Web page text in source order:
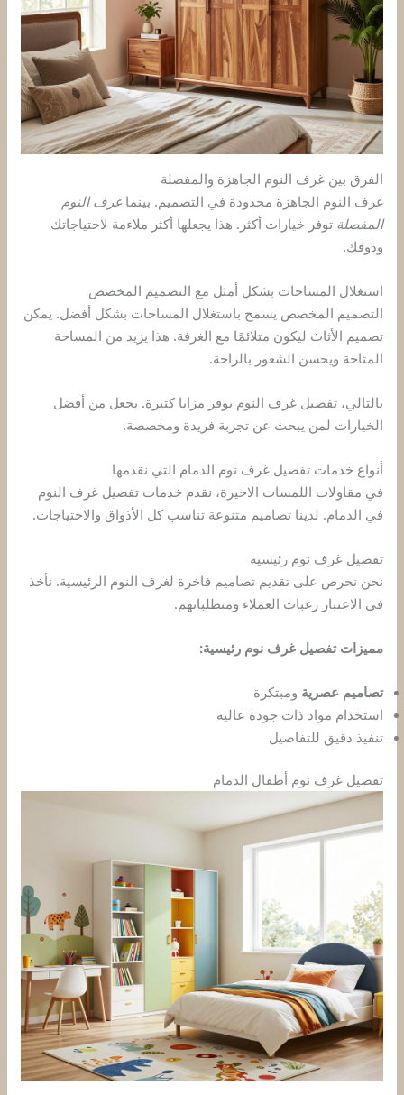
الفرق بين غرف النوم الجاهزة والمفصلة
غرف النوم الجاهزة محدودة في التصميم. بينماغرف النوم
المفصلة توفر خيارات أكثر. هذا يجعلها أكثر ملاءمة لاحتياجاتك
وذوقك.
استغلال المساحات بشكل أمثل مع التصميم المخصص
التصميم المخصص يسمح باستغلال المساحات بشكل أفضل. يمكن
تصميم الأثاث ليكون متلائمًا مع الغرفة. هذا يزيد من المساحة
المتاحة ويحسن الشعور بالراحة.
بالتالي، تفصيل غرف النوم يوفر مزايا كثيرة. يجعل من أفضل
الخيارات لمن يبحث عن تجربة فريدة ومخصصة.
أنواع خدمات تفصيل غرف نوم الدمام التي نقدمها
في مقاولات اللمسات الاخيرة، نقدم خدمات تفصيل غرف النوم
في الدمام. لدينا تصاميم متنوعة تناسب كل الأذواق والاحتياجات.
تفصيل غرف نوم رئيسية
نحن نحرص على تقديم تصاميم فاخرة لغرف النوم الرئيسية. نأخذ
في الاعتبار رغبات العملاء ومتطلباتهم.
مميزات تفصيل غرف نوم رئيسية:
تصاميم عصرية ومبتكرة
استخدام مواد ذات جودة عالية
تنفيذ دقيق للتفاصيل
تفصيل غرف نوم أطفال الدمام